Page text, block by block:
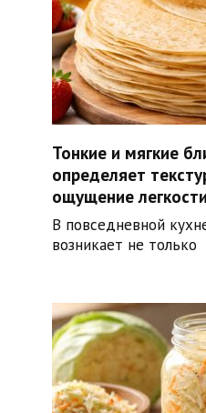
Тонкие и мягкие
определяет
ощущение легкости
В повседневной
возникает не только